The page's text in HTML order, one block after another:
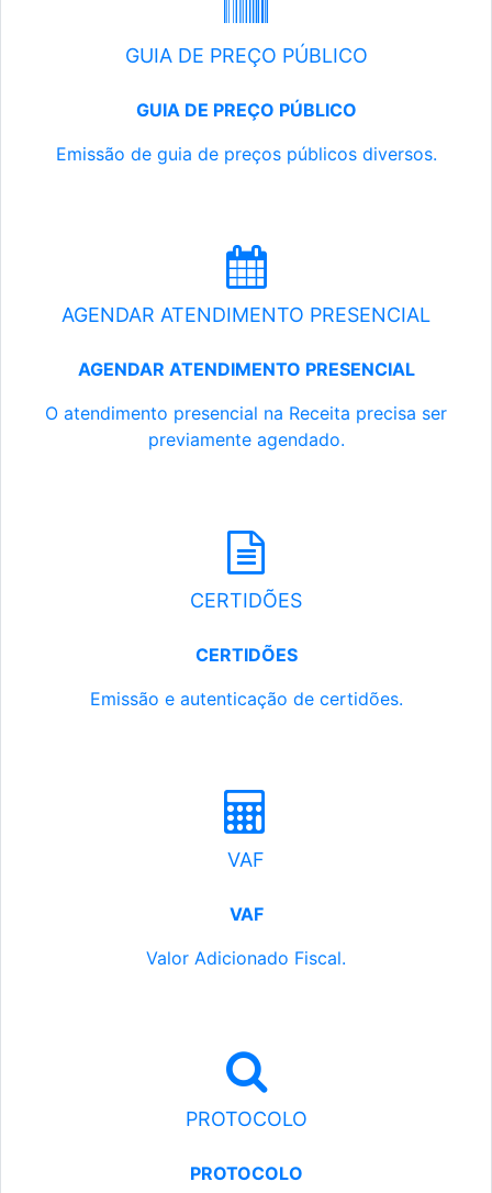
GUIA DE PREÇO PÚBLICO
GUIA DE PREÇO PÚBLICO
Emissão de guia de preços públicos diversos.
AGENDAR ATENDIMENTO PRESENCIAL
AGENDAR ATENDIMENTO PRESENCIAL
O atendimento presencial na Receita precisa ser
previamente agendado.
CERTIDÕES
CERTIDÕES
Emissão e autenticação de certidões.
VAF
VAF
Valor Adicionado Fiscal.
PROTOCOLO
PROTOCOLO